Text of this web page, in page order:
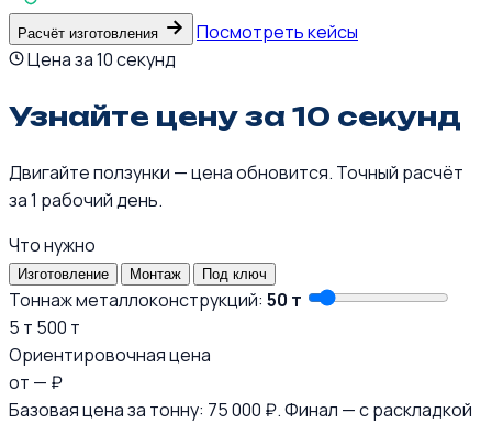
Расчёт изготовления
Посмотреть кейсы
Цена за 10 секунд
Узнайте цену за 10 секунд
Двигайте ползунки — цена обновится. Точный расчёт
за 1 рабочий день.
Что нужно
Изготовление Монтаж Под ключ
Тоннаж металлоконструкций: 50 т
5 т 500 т
Ориентировочная цена
от — ₽
Базовая цена за тонну: 75 000 ₽. Финал — с раскладкой